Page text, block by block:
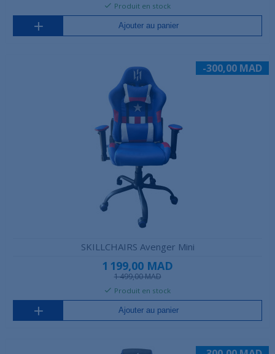
Produit en stock
Ajouter au panier
-300,00 MAD
SKILLCHAIRS Avenger Mini
1 199,00 MAD
1 499,00 MAD
Produit en stock
Ajouter au panier